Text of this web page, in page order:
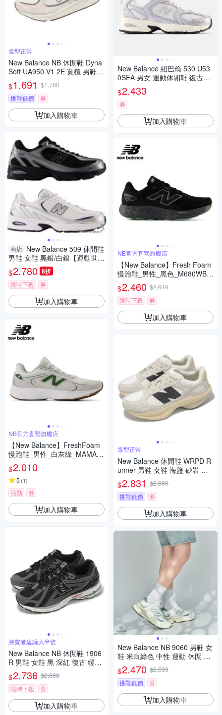
版型正常
New Balance NB 休閒鞋 Dyna
Soft UA950 V1 2E 寬楦 男鞋
女鞋 米白 緩衝 U9503B2-2E
$1,691 $1,780
挑戰低價
券
加入購物車
商店 New Balance 509 休閒鞋
男鞋 女鞋 黑銀/白銀【運動世
界】U5095A2-D/U509CD-D
$2,780 8折
限時下殺 券
加入購物車
NB官方直營旗艦店
【New Balance】FreshFoam
慢跑鞋_男性_白灰綠_MAMAS
SA1-2E楦
$2,010
5 (1)
活動 券
加入購物車
腳寬者建議大半號
New Balance NB 休閒鞋 1906
R 男鞋 女鞋 黑 深紅 復古 緩震
NB U1906RCB-D
$2,736 $2,880
限時下殺
券
加入購物車
New Balance 紐巴倫 530 U53
0SEA 男女 運動休閒鞋 復古鞋
緩震 舒適 穿搭 銀灰
$2,433
券
加入購物車
NB官方直營旗艦店
【New Balance】Fresh Foam
慢跑鞋_男性_黑色_M680WBK
8-2E楦
$2,460 $2,610
限時下殺
券
加入購物車
版型正常
New Balance 休閒鞋 WRPD R
unner 男鞋 女鞋 海鹽 砂岩 麂
皮 復古 厚底 NB 紐巴倫 UWRP
DMOB-D
$2,831 $2,980
挑戰低價
券
加入購物車
New Balance NB 9060 男鞋 女
鞋 米白綠色 中性 運動 休閒 麂
皮 復古 休閒鞋 U9060EEI
$2,470 $2,599
挑戰低價
券
加入購物車